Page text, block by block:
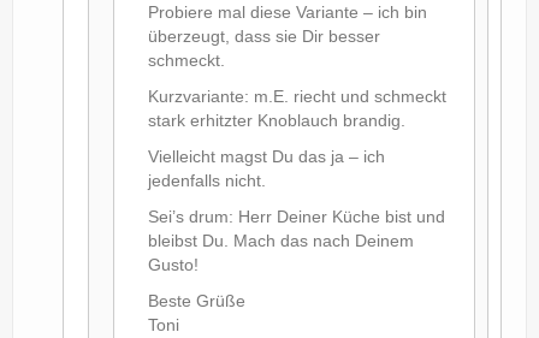
Probiere mal diese Variante – ich bin
überzeugt, dass sie Dir besser
schmeckt.
Kurzvariante: m.E. riecht und schmeckt
stark erhitzter Knoblauch brandig.
Vielleicht magst Du das ja – ich
jedenfalls nicht.
Sei’s drum: Herr Deiner Küche bist und
bleibst Du. Mach das nach Deinem
Gusto!
Beste Grüße
Toni